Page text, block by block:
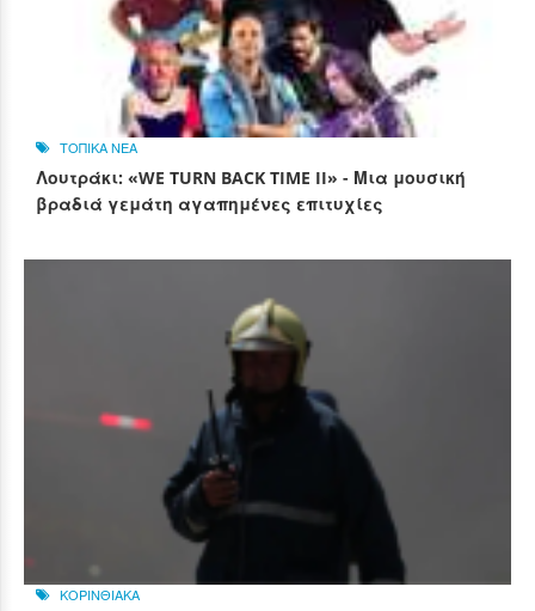
ΤΟΠΙΚΑ ΝΕΑ
Λουτράκι: «WE TURN BACK TIME II» - Μια μουσική
βραδιά γεμάτη αγαπημένες επιτυχίες
ΚΟΡΙΝΘΙΑΚΑ